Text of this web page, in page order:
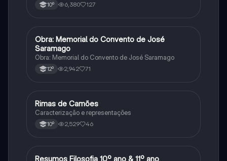
10º 6,380 127
Português
Obra: Memorial do Convento de José
Saramago
Obra: Memorial do Convento de José Saramago
12º 2,942 71
Português
Rimas de Camões
Caracterização e representações
10º 2,529 46
Filosofia
Resumos Filosofia 10º ano & 11º ano